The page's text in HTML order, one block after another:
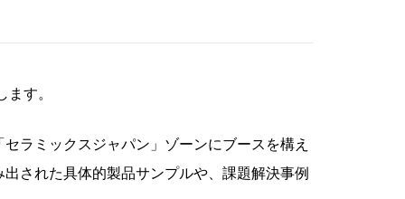
す。
ラミックスジャパン」ゾーンにブースを構え
された具体的製品サンプルや、課題解決事例